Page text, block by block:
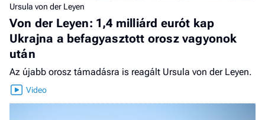
Ursula von der Leyen
Von der Leyen: 1,4 milliárd eurót kap
Ukrajna a befagyasztott orosz vagyonok
után
Az újabb orosz támadásra is reagált Ursula von der Leyen.